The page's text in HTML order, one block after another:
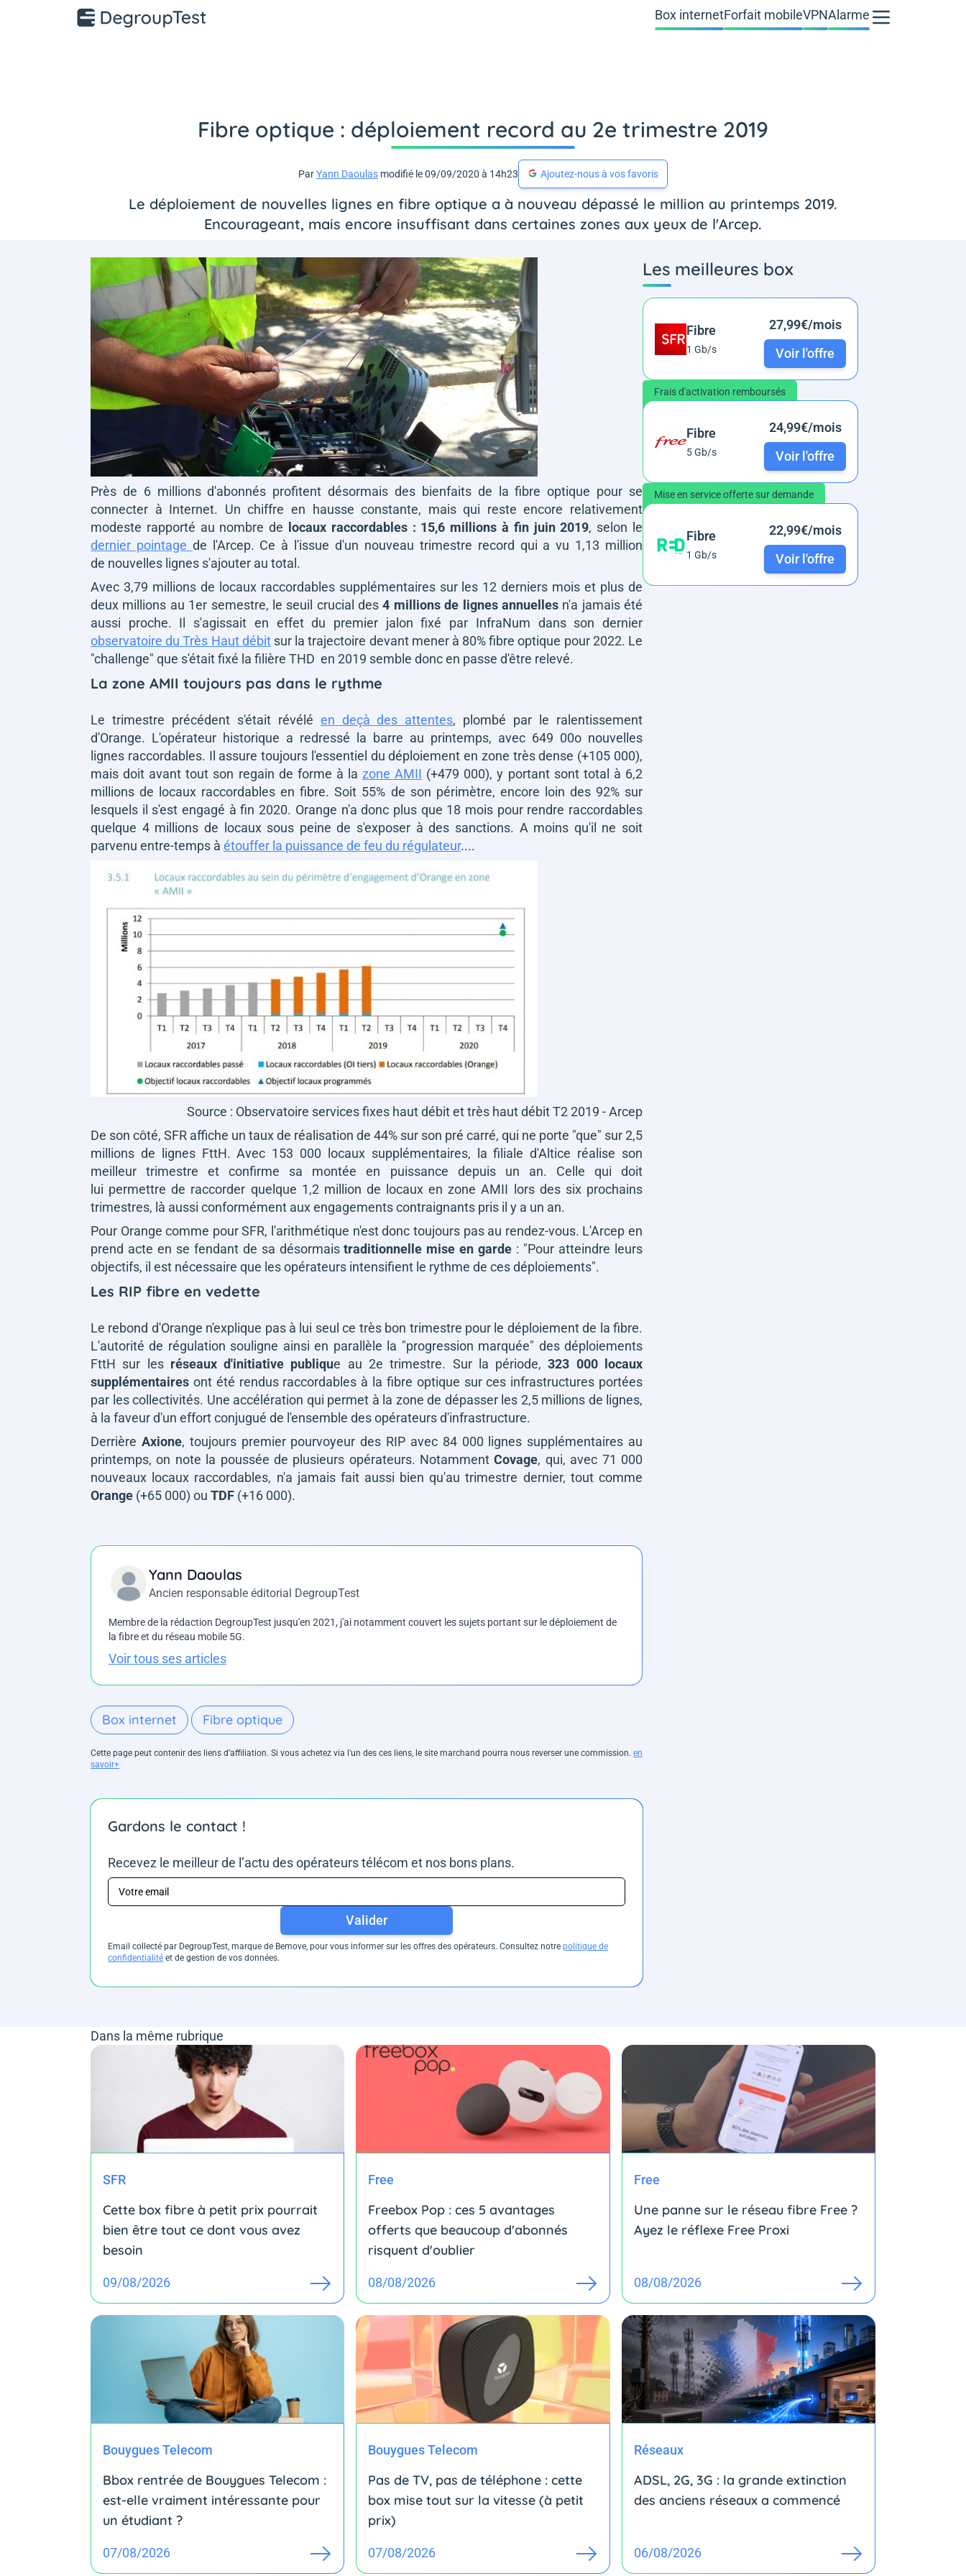
Box internetForfait mobileVPNAlarme
Fibre optique : déploiement record au 2e trimestre 2019
ParYann Daoulas modifié le 09/09/2020 à 14h23 Ajoutez-nous à vos favoris
Le déploiement de nouvelles lignes en fibre optique a à nouveau dépassé le million au printemps 2019.
Encourageant, mais encore insuffisant dans certaines zones aux yeux de l'Arcep.
Près de 6 millions d'abonnés profitent désormais des bienfaits de la fibre optique pour se
connecter à Internet. Un chiffre en hausse constante, mais qui reste encore relativement
modeste rapporté au nombre de
locaux raccordables : 15,6 millions à fin juin 2019, selon le
dernier pointage de l'Arcep. Ce à l'issue d'un nouveau trimestre record qui a vu 1,13 million
de nouvelles lignes s'ajouter au total.
Avec 3,79 millions de locaux raccordables supplémentaires sur les 12 derniers mois et plus de
deux millions au 1er semestre, le seuil crucial des4 millions de lignes annuellesn'a jamais été
aussi proche. Il s'agissait en effet du premier jalon fixé par InfraNum dans son dernier
observatoire du Très Haut débitsur la trajectoire devant mener à 80% fibre optique pour 2022. Le
"challenge" que s'était fixé la filière THD en 2019 semble donc en passe d'être relevé.
La zone AMII toujours pas dans le rythme
Le trimestre précédent s'était révélé en deçà des attentes, plombé par le ralentissement
d'Orange. L'opérateur historique a redressé la barre au printemps, avec 649 00o nouvelles
lignes raccordables. Il assure toujours l'essentiel du déploiement en zone très dense (+105 000),
mais doit avant tout son regain de forme à lazone AMII (+479 000), y portant sont total à 6,2
millions de locaux raccordables en fibre. Soit 55% de son périmètre, encore loin des 92% sur
lesquels il s'est engagé à fin 2020. Orange n'a donc plus que 18 mois pour rendre raccordables
quelque 4 millions de locaux sous peine de s'exposer à des sanctions. A moins qu'il ne soit
parvenu entre-temps à étouffer la puissance de feu du régulateur....
Source : Observatoire services fixes haut débit et très haut débit T2 2019 - Arcep
De son côté, SFR affiche un taux de réalisation de 44% sur son pré carré, qui ne porte "que" sur 2,5
millions de lignes FttH. Avec 153 000 locaux supplémentaires, la filiale d'Altice réalise son
meilleur trimestre et confirme sa montée en puissance depuis un an. Celle qui doit
lui permettre de raccorder quelque 1,2 million de locaux en zone AMII lors des six prochains
trimestres, là aussi conformément aux engagements contraignants pris il y a un an.
Pour Orange comme pour SFR, l'arithmétique n'est donc toujours pas au rendez-vous. L'Arcep en
prend acte en se fendant de sa désormaistraditionnelle mise en garde : "Pour atteindre leurs
objectifs, il est nécessaire que les opérateurs intensifient le rythme de ces déploiements".
Les RIP fibre en vedette
Le rebond d'Orange n'explique pas à lui seul ce très bon trimestre pour le déploiement de la fibre.
L'autorité de régulation souligne ainsi en parallèle la "progression marquée" des déploiements
FttH sur les réseaux d'initiative publique au 2e trimestre. Sur la période,323 000 locaux
supplémentaires ont été rendus raccordables à la fibre optique sur ces infrastructures portées
par les collectivités. Une accélération qui permet à la zone de dépasser les 2,5 millions de lignes,
à la faveur d'un effort conjugué de l'ensemble des opérateurs d'infrastructure.
Derrière Axione, toujours premier pourvoyeur des RIP avec 84 000 lignes supplémentaires au
printemps, on note la poussée de plusieurs opérateurs. NotammentCovage, qui, avec 71 000
nouveaux locaux raccordables, n'a jamais fait aussi bien qu'au trimestre dernier, tout comme
Orange (+65 000) ou TDF (+16 000).
Yann Daoulas
Ancien responsable éditorial DegroupTest
Membre de la rédaction DegroupTest jusqu'en 2021, j'ai notamment couvert les sujets portant sur le déploiement de
la fibre et du réseau mobile 5G.
Voir tous ses articles
Box internet Fibre optique
Cette page peut contenir des liens d’affiliation. Si vous achetez via l'un des ces liens, le site marchand pourra nous reverser une commission. en
savoir+
Gardons le contact !
Recevez le meilleur de l’actu des opérateurs télécom et nos bons plans.
Valider
Email collecté par DegroupTest, marque de Bemove, pour vous informer sur les offres des opérateurs. Consultez notre politique de
confidentialité et de gestion de vos données.
Les meilleures box
Fibre
1 Gb/s
27,99€/mois
Voir l'offre
Frais d'activation remboursés
Fibre
5 Gb/s
24,99€/mois
Voir l'offre
Mise en service offerte sur demande
Fibre
1 Gb/s
22,99€/mois
Voir l'offre
Dans la même rubrique
SFR
Cette box fibre à petit prix pourrait
bien être tout ce dont vous avez
besoin
09/08/2026
Free
Freebox Pop : ces 5 avantages
offerts que beaucoup d'abonnés
risquent d'oublier
08/08/2026
Free
Une panne sur le réseau fibre Free ?
Ayez le réflexe Free Proxi
08/08/2026
Bouygues Telecom
Bbox rentrée de Bouygues Telecom :
est-elle vraiment intéressante pour
un étudiant ?
07/08/2026
Bouygues Telecom
Pas de TV, pas de téléphone : cette
box mise tout sur la vitesse (à petit
prix)
07/08/2026
Réseaux
ADSL, 2G, 3G : la grande extinction
des anciens réseaux a commencé
06/08/2026